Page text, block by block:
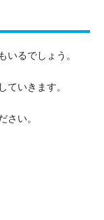
いるでしょう。
ていきます。
さい。